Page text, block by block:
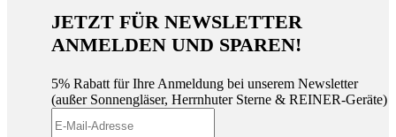
JETZT FÜR NEWSLETTER
ANMELDEN UND SPAREN!
5% Rabatt für Ihre Anmeldung bei unserem Newsletter
(außer Sonnengläser, Herrnhuter Sterne & REINER-Geräte)